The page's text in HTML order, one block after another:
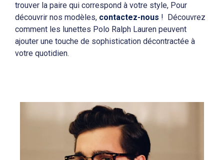
trouver la paire qui correspond à votre style, Pour
découvrir nos modèles, contactez-nous ! Découvrez
comment les lunettes Polo Ralph Lauren peuvent
ajouter une touche de sophistication décontractée à
votre quotidien.